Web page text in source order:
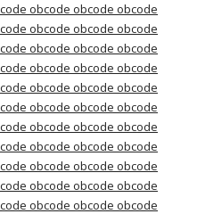
obcode obcode obcode
obcode obcode obcode
obcode obcode obcode
obcode obcode obcode
obcode obcode obcode
obcode obcode obcode
obcode obcode obcode
obcode obcode obcode
obcode obcode obcode
obcode obcode obcode
obcode obcode obcode